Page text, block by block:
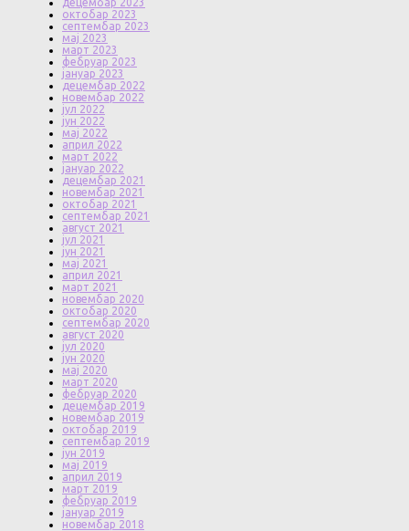
октобар 2023
септембар 2023
мај 2023
март 2023
фебруар 2023
јануар 2023
децембар 2022
новембар 2022
јул 2022
јун 2022
мај 2022
април 2022
март 2022
јануар 2022
децембар 2021
новембар 2021
октобар 2021
септембар 2021
август 2021
јул 2021
јун 2021
мај 2021
април 2021
март 2021
новембар 2020
октобар 2020
септембар 2020
август 2020
јул 2020
јун 2020
мај 2020
март 2020
фебруар 2020
децембар 2019
новембар 2019
октобар 2019
септембар 2019
јун 2019
мај 2019
април 2019
март 2019
фебруар 2019
јануар 2019
новембар 2018